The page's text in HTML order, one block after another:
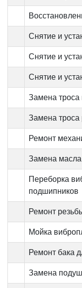
Снятие и
Снятие и
Снятие и
Замена троса
Замена троса
Ремонт
Замена
Переборка
подшипников
Ремонт
Мойка
Ремонт бака
Замена